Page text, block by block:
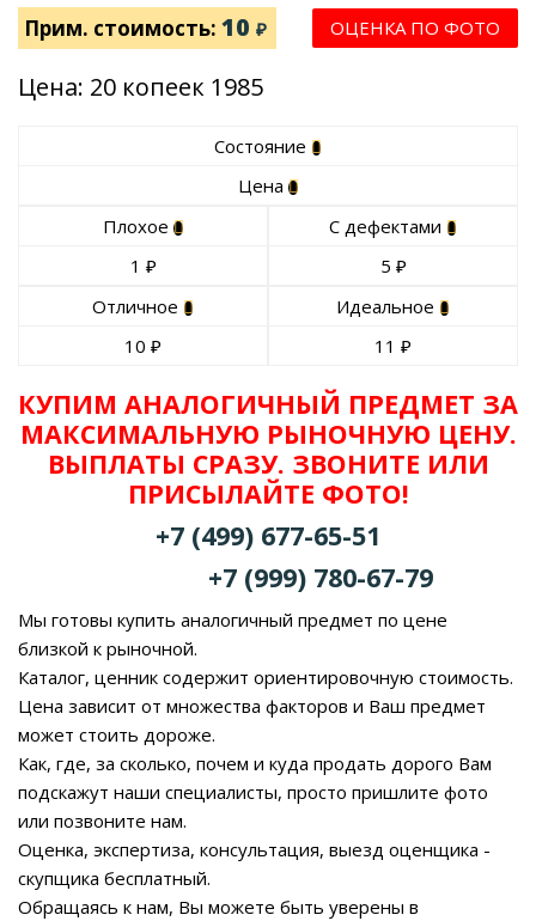
Прим. стоимость: 10 ₽ ОЦЕНКА ПО ФОТО
Цена: 20 копеек 1985
Состояние
Цена
Плохое
1 ₽
С дефектами
5 ₽
Отличное
10 ₽
Идеальное
11 ₽
КУПИМ АНАЛОГИЧНЫЙ ПРЕДМЕТ ЗА
МАКСИМАЛЬНУЮ РЫНОЧНУЮ ЦЕНУ.
ВЫПЛАТЫ СРАЗУ. ЗВОНИТЕ ИЛИ
ПРИСЫЛАЙТЕ ФОТО!
+7 (499) 677-65-51
+7 (999) 780-67-79
Мы готовы купить аналогичный предмет по цене
близкой к рыночной.
Каталог, ценник содержит ориентировочную стоимость.
Цена зависит от множества факторов и Ваш предмет
может стоить дороже.
Как, где, за сколько, почем и куда продать дорого Вам
подскажут наши специалисты, просто пришлите фото
или позвоните нам.
Оценка, экспертиза, консультация, выезд оценщика -
скупщика бесплатный.
Обращаясь к нам, Вы можете быть уверены в